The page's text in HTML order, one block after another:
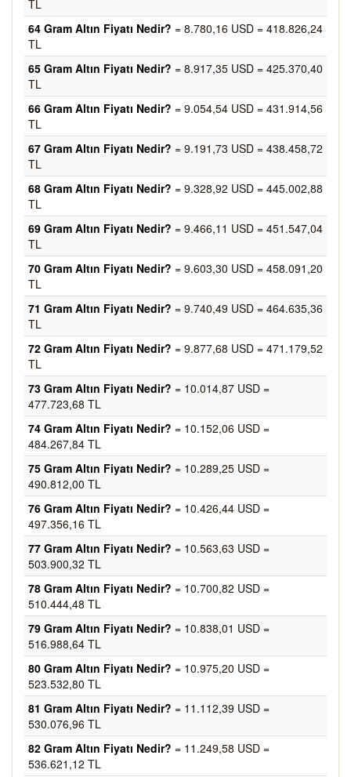
TL
64 Gram Altın Fiyatı Nedir? = 8.780,16 USD = 418.826,24
TL
65 Gram Altın Fiyatı Nedir? = 8.917,35 USD = 425.370,40
TL
66 Gram Altın Fiyatı Nedir? = 9.054,54 USD = 431.914,56
TL
67 Gram Altın Fiyatı Nedir? = 9.191,73 USD = 438.458,72
TL
68 Gram Altın Fiyatı Nedir? = 9.328,92 USD = 445.002,88
TL
69 Gram Altın Fiyatı Nedir? = 9.466,11 USD = 451.547,04
TL
70 Gram Altın Fiyatı Nedir? = 9.603,30 USD = 458.091,20
TL
71 Gram Altın Fiyatı Nedir? = 9.740,49 USD = 464.635,36
TL
72 Gram Altın Fiyatı Nedir? = 9.877,68 USD = 471.179,52
TL
73 Gram Altın Fiyatı Nedir? = 10.014,87 USD =
477.723,68 TL
74 Gram Altın Fiyatı Nedir? = 10.152,06 USD =
484.267,84 TL
75 Gram Altın Fiyatı Nedir? = 10.289,25 USD =
490.812,00 TL
76 Gram Altın Fiyatı Nedir? = 10.426,44 USD =
497.356,16 TL
77 Gram Altın Fiyatı Nedir? = 10.563,63 USD =
503.900,32 TL
78 Gram Altın Fiyatı Nedir? = 10.700,82 USD =
510.444,48 TL
79 Gram Altın Fiyatı Nedir? = 10.838,01 USD =
516.988,64 TL
80 Gram Altın Fiyatı Nedir? = 10.975,20 USD =
523.532,80 TL
81 Gram Altın Fiyatı Nedir? = 11.112,39 USD =
530.076,96 TL
82 Gram Altın Fiyatı Nedir? = 11.249,58 USD =
536.621,12 TL